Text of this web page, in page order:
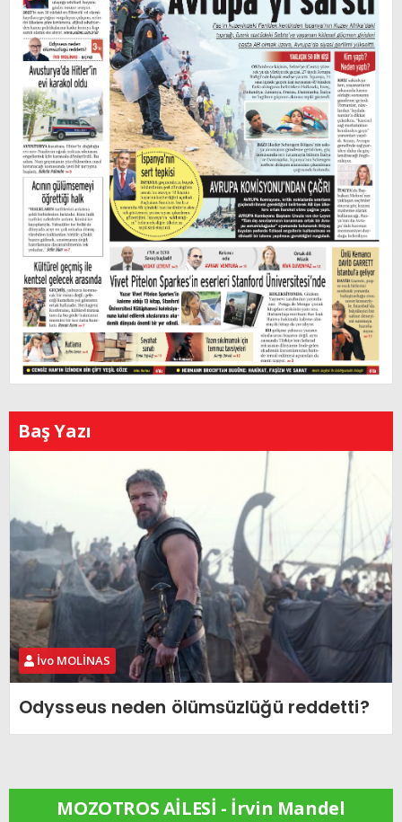
Baş Yazı
İvo MOLİNAS
Odysseus neden ölümsüzlüğü reddetti?
MOZOTROS AİLESİ - İrvin Mandel